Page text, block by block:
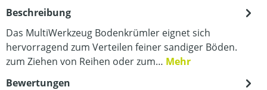
Beschreibung
Das MultiWerkzeug Bodenkrümler eignet sich
hervorragend zum Verteilen feiner sandiger Böden.
zum Ziehen von Reihen oder zum… Mehr
Bewertungen